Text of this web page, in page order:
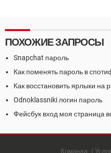
ПОХОЖИЕ ЗАПРОСЫ
Snapchat пароль
Как поменять пароль в
Как восстановить ярлыки на
Odnoklassniki логин пароль
Фейсбук вход моя страница
Команда